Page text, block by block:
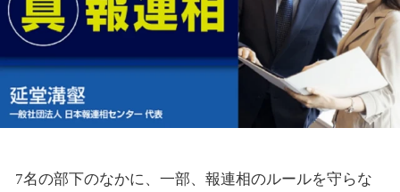
7名の部下のなかに、一部、報連相のルールを守らな